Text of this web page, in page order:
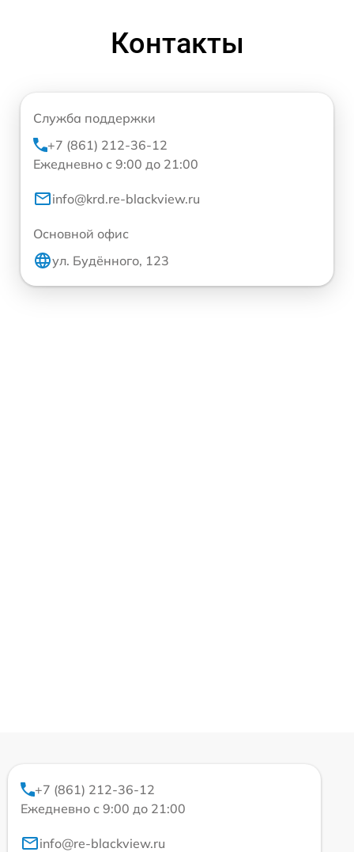
Контакты
Служба поддержки
+7 (861) 212-36-12
Ежедневно с 9:00 до 21:00
info@krd.re-blackview.ru
Основной офис
ул. Будённого, 123
+7 (861) 212-36-12
Ежедневно с 9:00 до 21:00
info@re-blackview.ru